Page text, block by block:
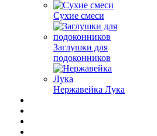
Сухие смеси
Заглушки для
подоконников
Нержавейка Лука